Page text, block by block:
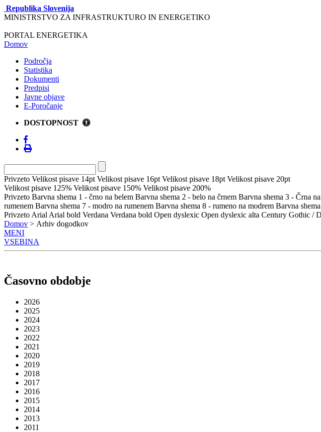
Republika Slovenija
MINISTRSTVO ZA INFRASTRUKTURO IN ENERGETIKO
PORTAL ENERGETIKA
Domov
Področja
Statistika
Dokumenti
Predpisi
Javne objave
E-Poročanje
DOSTOPNOST
Privzeto Velikost pisave 14pt Velikost pisave 16pt Velikost pisave 18pt Velikost pisave 20pt
Velikost pisave 125% Velikost pisave 150% Velikost pisave 200%
Privzeto Barvna shema 1 - črno na belem Barvna shema 2 - belo na črnem Barvna shema 3 - Črna
rumenem Barvna shema 7 - modro na rumenem Barvna shema 8 - rumeno na modrem Barvna
Privzeto Arial Arial bold Verdana Verdana bold Open dyslexic Open dyslexic alta Century Gothic /
Domov > Arhiv dogodkov
MENI
VSEBINA
Časovno obdobje
2026
2025
2024
2023
2022
2021
2020
2019
2018
2017
2016
2015
2014
2013
2011